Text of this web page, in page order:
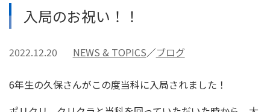
入局のお祝い！！
2022.12.20 NEWS & TOPICS ブログ
6年生の久保さんがこの度当科に入局されました！